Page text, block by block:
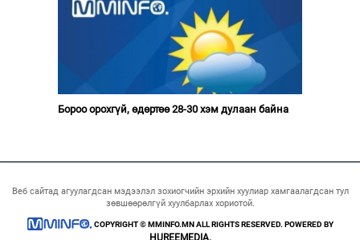
Бороо орохгүй, өдөртөө 28-30 хэм дулаан байна
Веб сайтад агуулагдсан мэдээлэл зохиогчийн эрхийн хуулиар хамгаалагдсан тул
зөвшөөрөлгүй хуулбарлах хориотой.
COPYRIGHT © MMINFO.MN ALL RIGHTS RESERVED. POWERED BY
HUREEMEDIA.